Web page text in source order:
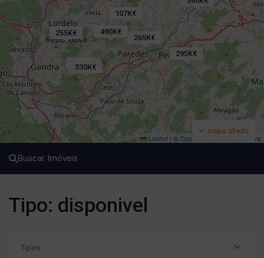
255K€ 490K€
295K€
265K€
330K€
135K€
107K€
Leaflet | ©OpenStreetMap contributors
mapa aberto
Buscar Imóveis
Tipo: disponivel
Tipos